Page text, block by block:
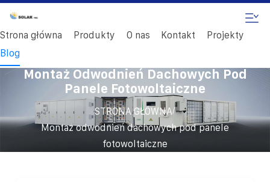
Strona główna Produkty O nas Kontakt
Projekty
Blog
Montaż Odwodnień Dachowych Pod
Panele Fotowoltaiczne
STRONA GŁÓWNA/
Montaż odwodnień dachowych pod panele
fotowoltaiczne